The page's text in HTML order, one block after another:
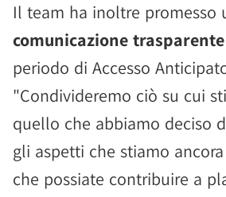
Il team ha inoltre promesso
comunicazione trasparente
periodo di Accesso
"Condivideremo ciò su cui
quello che abbiamo deciso
gli aspetti che stiamo
che possiate contribuire a